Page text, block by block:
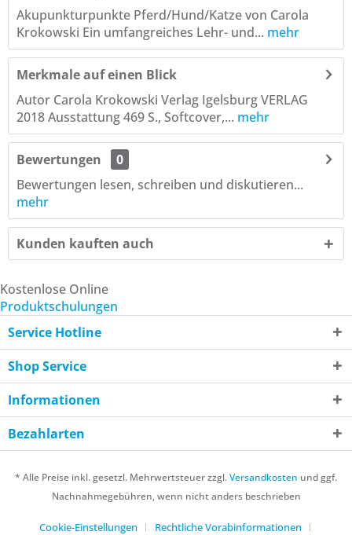
Akupunkturpunkte Pferd/Hund/Katze von Carola
Krokowski Ein umfangreiches Lehr- und... mehr
Merkmale auf einen Blick
Autor Carola Krokowski Verlag Igelsburg VERLAG
2018 Ausstattung 469 S., Softcover,... mehr
Bewertungen
0
Bewertungen lesen, schreiben und diskutieren...
mehr
Kunden kauften auch
Kostenlose Online
Produktschulungen
Service Hotline
Shop Service
Informationen
Bezahlarten
* Alle Preise inkl. gesetzl. Mehrwertsteuer zzgl.Versandkosten und ggf.
Nachnahmegebühren, wenn nicht anders beschrieben
Cookie-Einstellungen
Rechtliche Vorabinformationen